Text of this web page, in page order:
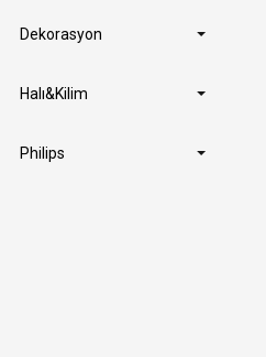
Dekorasyon
Halı&Kilim
Philips